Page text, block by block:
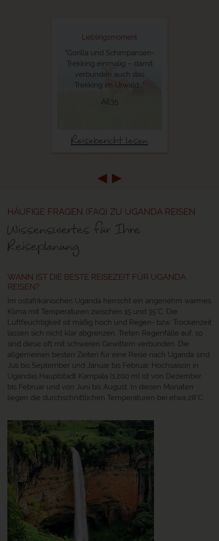
Lieblingsmoment
"Gorilla und Schimpansen-
Trekking einmalig – damit
verbunden auch das
Trekking im Urwald..."
AE35
Reisebericht lesen
HÄUFIGE FRAGEN (FAQ) ZU UGANDA REISEN
Wissenswertes für Ihre
Reiseplanung
WANN IST DIE BESTE REISEZEIT FÜR UGANDA
REISEN?
Im ostafrikanischen Uganda herrscht ein angenehm warmes
Klima mit Temperaturen zwischen 15 und 35°C. Die
Luftfeuchtigkeit ist mäßig hoch und Regen- bzw. Trockenzeit
lassen sich nicht klar abgrenzen. Treten Regenfälle auf, so
sind diese oft mit schweren Gewittern verbunden. Die
allgemeinen besten Zeiten für eine Reise nach Uganda sind
Juli bis September und Januar bis Februar. Hochsaison in
Ugandas Hauptstadt Kampala (1.200 m) ist von Dezember
bis Februar und von Juni bis August. In diesen Monaten
liegen die durchschnittlichen Temperaturen bei etwa 28°C.